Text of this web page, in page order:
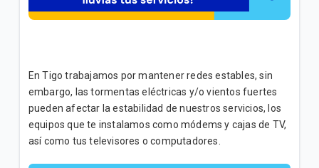
Cambio de nombre y contraseña Módem Hitron
¿Qué puedo hacer? | Hogar
Requisitos para adquirir un Servicio Tigo | General
Aplicaciones ONE TV | Hogar
En Tigo trabajamos por mantener redes estables, sin
embargo, las tormentas eléctricas y/o vientos fuertes
pueden afectar la estabilidad de nuestros servicios, los
equipos que te instalamos como módems y cajas de TV,
así como tus televisores o computadores.